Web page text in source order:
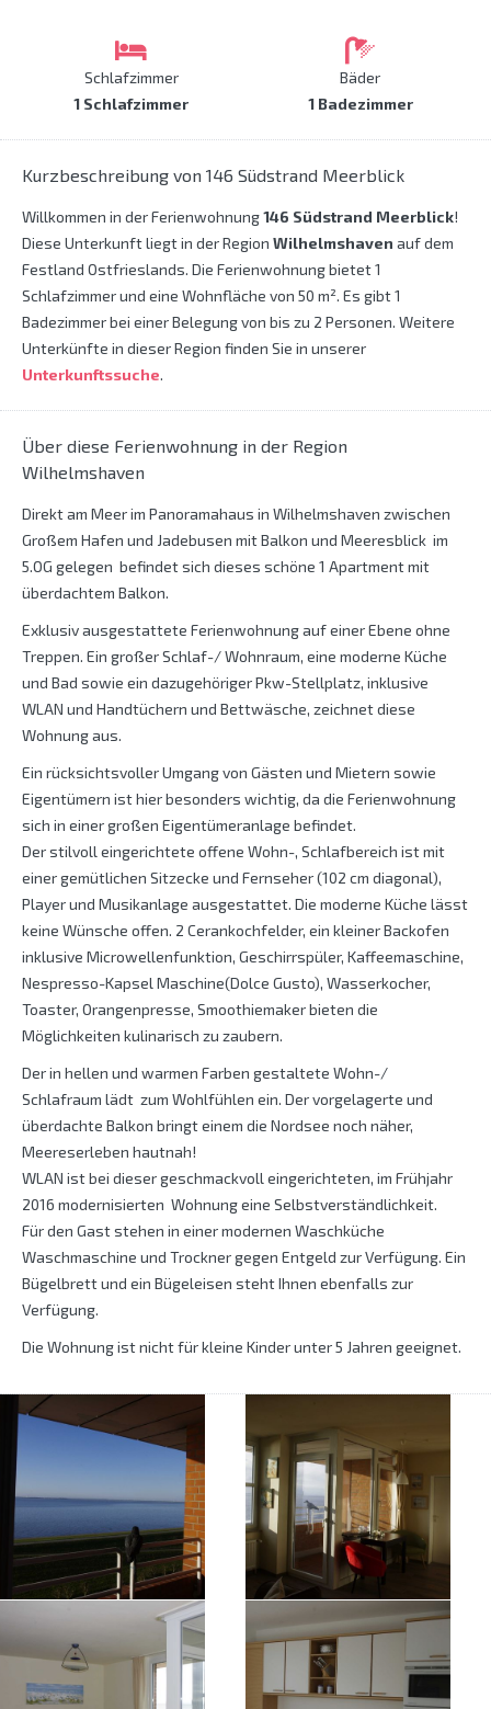
Schlafzimmer
1 Schlafzimmer
Bäder
1 Badezimmer
Kurzbeschreibung von 146 Südstrand Meerblick
Willkommen in der Ferienwohnung146 Südstrand Meerblick!
Diese Unterkunft liegt in der Region Wilhelmshaven auf dem
Festland Ostfrieslands. Die Ferienwohnung bietet 1
Schlafzimmer und eine Wohnfläche von 50 m². Es gibt 1
Badezimmer bei einer Belegung von bis zu 2 Personen. Weitere
Unterkünfte in dieser Region finden Sie in unserer
Unterkunftssuche.
Über diese Ferienwohnung in der Region
Wilhelmshaven
Direkt am Meer im Panoramahaus in Wilhelmshaven zwischen
Großem Hafen und Jadebusen mit Balkon und Meeresblick im
5.OG gelegen befindet sich dieses schöne 1 Apartment mit
überdachtem Balkon.
Exklusiv ausgestattete Ferienwohnung auf einer Ebene ohne
Treppen. Ein großer Schlaf-/ Wohnraum, eine moderne Küche
und Bad sowie ein dazugehöriger Pkw-Stellplatz, inklusive
WLAN und Handtüchern und Bettwäsche, zeichnet diese
Wohnung aus.
Ein rücksichtsvoller Umgang von Gästen und Mietern sowie
Eigentümern ist hier besonders wichtig, da die Ferienwohnung
sich in einer großen Eigentümeranlage befindet.
Der stilvoll eingerichtete offene Wohn-, Schlafbereich ist mit
einer gemütlichen Sitzecke und Fernseher (102 cm diagonal),
Player und Musikanlage ausgestattet. Die moderne Küche lässt
keine Wünsche offen. 2 Cerankochfelder, ein kleiner Backofen
inklusive Microwellenfunktion, Geschirrspüler, Kaffeemaschine,
Nespresso-Kapsel Maschine(Dolce Gusto), Wasserkocher,
Toaster, Orangenpresse, Smoothiemaker bieten die
Möglichkeiten kulinarisch zu zaubern.
Der in hellen und warmen Farben gestaltete Wohn-/
Schlafraum lädt zum Wohlfühlen ein. Der vorgelagerte und
überdachte Balkon bringt einem die Nordsee noch näher,
Meereserleben hautnah!
WLAN ist bei dieser geschmackvoll eingerichteten, im Frühjahr
2016 modernisierten Wohnung eine Selbstverständlichkeit.
Für den Gast stehen in einer modernen Waschküche
Waschmaschine und Trockner gegen Entgeld zur Verfügung. Ein
Bügelbrett und ein Bügeleisen steht Ihnen ebenfalls zur
Verfügung.
Die Wohnung ist nicht für kleine Kinder unter 5 Jahren geeignet.